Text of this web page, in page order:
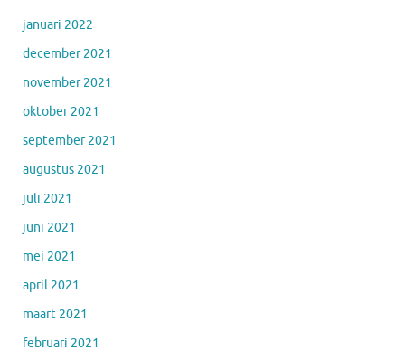
januari 2022
december 2021
november 2021
oktober 2021
september 2021
augustus 2021
juli 2021
juni 2021
mei 2021
april 2021
maart 2021
februari 2021